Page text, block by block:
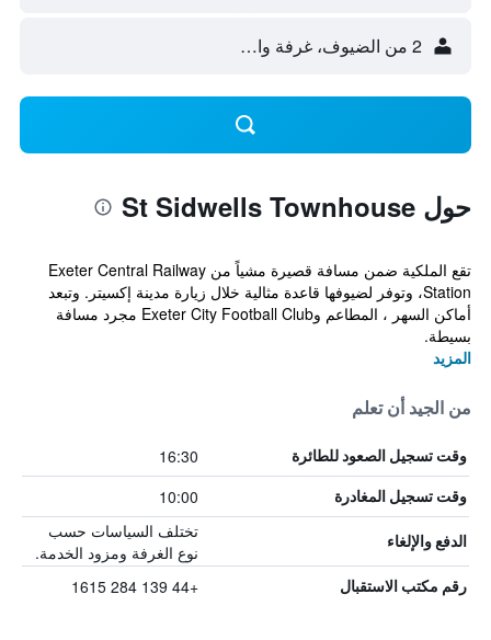
2 من الضيوف، غرفة واحدة
حول St Sidwells Townhouse
تقع الملكية ضمن مسافة قصيرة مشياً من Exeter Central Railway
Station، وتوفر لضيوفها قاعدة مثالية خلال زيارة مدينة إكسيتر. وتبعد
أماكن السهر ، المطاعم وExeter City Football Club مجرد مسافة
بسيطة.
المزيد
من الجيد أن تعلم
وقت تسجيل الصعود للطائرة 16:30
وقت تسجيل المغادرة 10:00
الدفع والإلغاء
تختلف السياسات حسب
نوع الغرفة ومزود الخدمة.
رقم مكتب الاستقبال +44 139 284 1615